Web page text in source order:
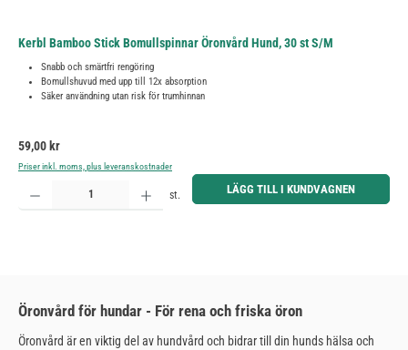
Kerbl Bamboo Stick Bomullspinnar Öronvård Hund, 30 st S/M
Snabb och smärtfri rengöring
Bomullshuvud med upp till 12x absorption
Säker användning utan risk för trumhinnan
Ordinarie pris:
59,00 kr
Priser inkl. moms, plus leveranskostnader
Produktkvantitet: Ange önskat belopp eller använd knapparna för att öka eller minska kvantiteten.
st. LÄGG TILL I KUNDVAGNEN
Öronvård för hundar - För rena och friska öron
Öronvård är en viktig del av hundvård och bidrar till din hunds hälsa och